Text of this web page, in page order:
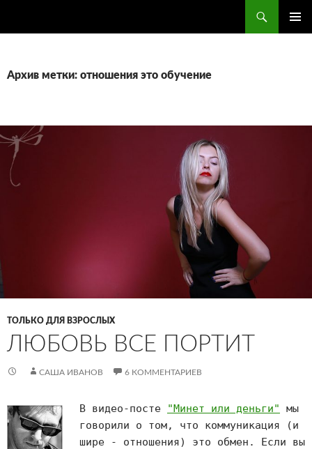
Архив метки: отношения это обучение
ТОЛЬКО ДЛЯ ВЗРОСЛЫХ
ЛЮБОВЬ ВСЕ ПОРТИТ
САША ИВАНОВ 6 КОММЕНТАРИЕВ
В видео-посте "Минет или деньги"
мы
говорили о том, что коммуникация (и
шире - отношения) это обмен. Если вы